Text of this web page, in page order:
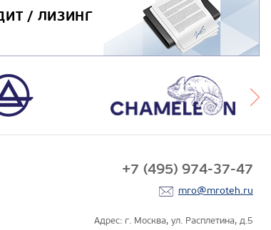
/ ЛИЗИНГ
+7 (495) 974-37-47
mro@mroteh.ru
Адрес: г. Москва, ул. Расплетина, д.5